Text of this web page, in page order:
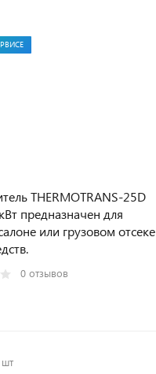
THERMOTRANS-25D
предназначен для
или грузовом отсеке
0 отзывов